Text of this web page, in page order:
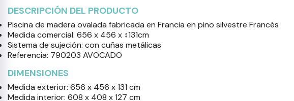
DESCRIPCIÓN DEL PRODUCTO
Piscina de madera ovalada fabricada en Francia en pino silvestre Francés
Medida comercial: 656 x 456 x ↕131cm
Sistema de sujeción: con cuñas metálicas
Referencia: 790203 AVOCADO
DIMENSIONES
Medida exterior: 656 x 456 x 131 cm
Medida interior: 608 x 408 x 127 cm